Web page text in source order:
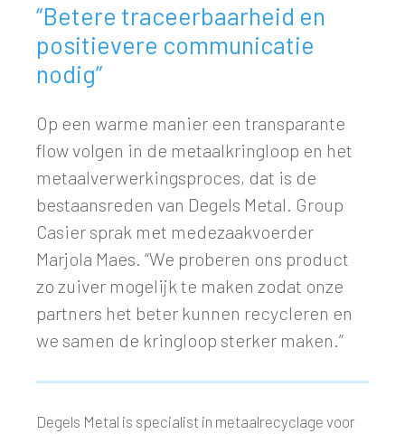
“Betere traceerbaarheid en
positievere communicatie
nodig”
Op een warme manier een transparante
flow volgen in de metaalkringloop en het
metaalverwerkingsproces, dat is de
bestaansreden van Degels Metal. Group
Casier sprak met medezaakvoerder
Marjola Maes. “We proberen ons product
zo zuiver mogelijk te maken zodat onze
partners het beter kunnen recycleren en
we samen de kringloop sterker maken.”
Degels Metal is specialist in metaalrecyclage voor